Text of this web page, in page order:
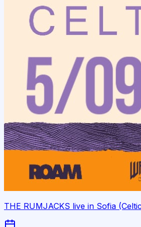
THE RUMJACKS live in Sofia